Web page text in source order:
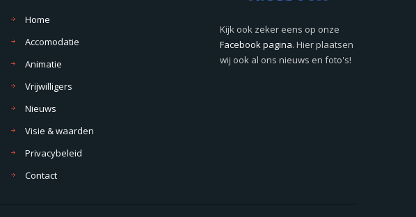
Home
Accomodatie
Animatie
Vrijwilligers
Nieuws
Visie & waarden
Privacybeleid
Contact
Kijk ook zeker eens op onze
Facebook pagina. Hier plaatsen
wij ook al ons nieuws en foto's!